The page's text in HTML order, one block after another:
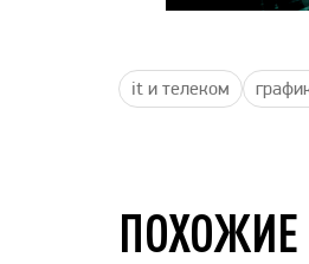
it и телеком